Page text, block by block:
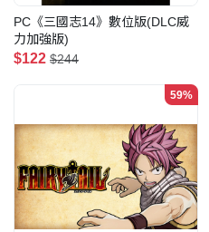
PC《三國志14》數位版(DLC威
力加強版)
$122 $244
59%